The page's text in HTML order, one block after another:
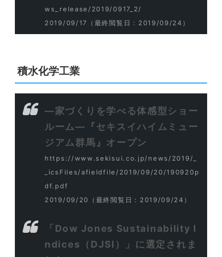
ws_release/2019/0917_2/
2019/09/17
（最終閲覧日：2019/09/24）
積水化学工業
―家づくりを学べる体感型ショー
ルーム―『セキスイハイムミュー
ジアム群馬』オープン
https://www.sekisui.co.jp/news/2019/_
_icsFiles/afieldfile/2019/09/20/190920p
df.pdf
2019/09/20
（最終閲覧日：2019/09/24）
「Dow Jones Sustainability I
ndices（DJSI）」に選定されま